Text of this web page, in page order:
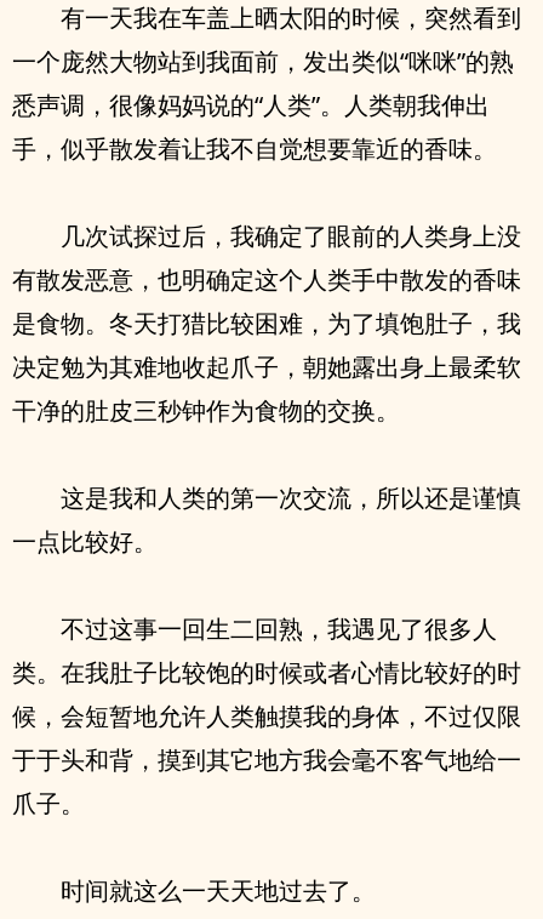
有一天我在车盖上晒太阳的时候，突然看到
一个庞然大物站到我面前，发出类似“咪咪”的熟
悉声调，很像妈妈说的“人类”。人类朝我伸出
手，似乎散发着让我不自觉想要靠近的香味。
几次试探过后，我确定了眼前的人类身上没
有散发恶意，也明确定这个人类手中散发的香味
是食物。冬天打猎比较困难，为了填饱肚子，我
决定勉为其难地收起爪子，朝她露出身上最柔软
干净的肚皮三秒钟作为食物的交换。
这是我和人类的第一次交流，所以还是谨慎
一点比较好。
不过这事一回生二回熟，我遇见了很多人
类。在我肚子比较饱的时候或者心情比较好的时
候，会短暂地允许人类触摸我的身体，不过仅限
于于头和背，摸到其它地方我会毫不客气地给一
爪子。
时间就这么一天天地过去了。